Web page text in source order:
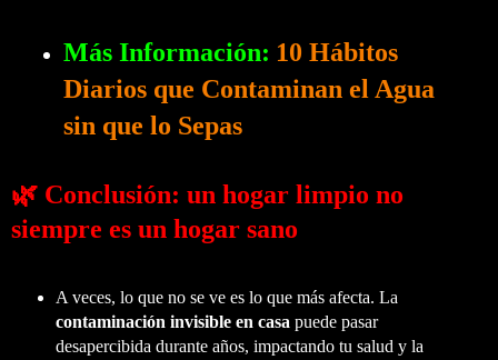
Más Información: 10 Hábitos
Diarios que Contaminan el Agua
sin que lo Sepas
🌿 Conclusión: un hogar limpio no
siempre es un hogar sano
A veces, lo que no se ve es lo que más afecta. La
contaminación invisible en casapuede pasar
desapercibida durante años, impactando tu salud y la